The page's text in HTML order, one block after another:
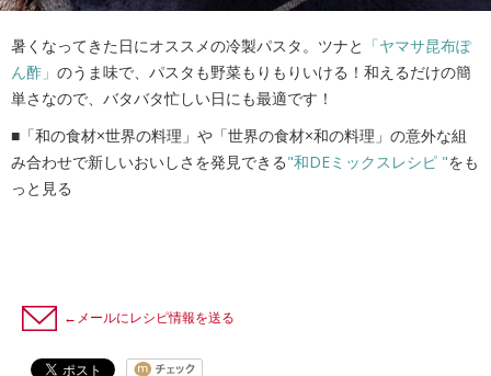
暑くなってきた日にオススメの冷製パスタ。ツナと 「ヤマサ昆布ぽ
ん酢」 のうま味で、パスタも野菜もりもりいける！和えるだけの簡
単さなので、バタバタ忙しい日にも最適です！
■「和の食材×世界の料理」や「世界の食材×和の料理」の意外な組
み合わせで新しいおいしさを発見できる"和DEミックスレシピ "をも
っと見る
←メールにレシピ情報を送る